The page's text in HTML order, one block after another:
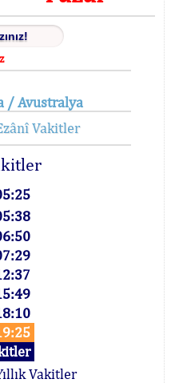
/ Avustralya
Vakitler
Vakitler